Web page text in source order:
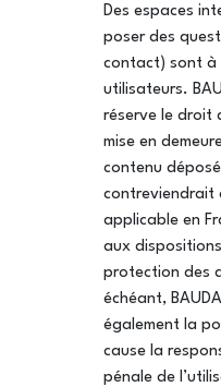
Des espaces
poser des
contact) sont à
utilisateurs.
réserve le droit
mise en
contenu
contreviendrait
applicable en
aux
protection des
échéant,
également la
cause la
pénale de